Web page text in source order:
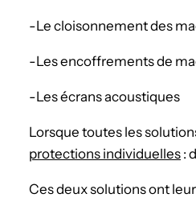
-Le cloisonnement des
-Les encoffrements de
-Les écrans acoustiques
Lorsque toutes les
protections individuelles :
Ces deux solutions ont